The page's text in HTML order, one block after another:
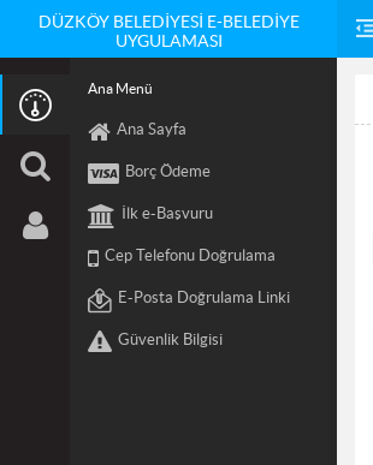
DÜZKÖY BELEDİYESİ E-BELEDİYE
UYGULAMASI
Ana Menü
Ana Sayfa
Borç Ödeme
İlk e-Başvuru
Cep Telefonu Doğrulama
E-Posta Doğrulama Linki
Güvenlik Bilgisi